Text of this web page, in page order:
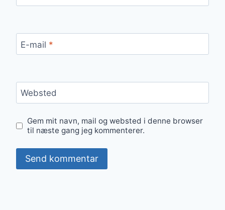
E-mail *
Websted
Gem mit navn, mail og websted i denne browser
til næste gang jeg kommenterer.